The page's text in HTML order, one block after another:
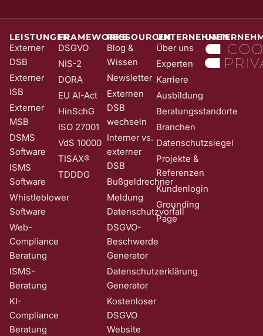
Wirkung für die Zukunft und ohne Angabe von Gründen widerrufen;
z. B. durch Klick auf den Abmeldelink am Ende jedes Newsletters.
Nähere Informationen zur Verarbeitung Ihrer Daten finden Sie in
Date​​​​nschutzerklärung .
LEISTUNGEN
Externer
DSB
Externer
ISB
Externer
MSB
DSMS
Software
ISMS
Software
Whistleblower
Software
Web-
Compliance
Beratung
ISMS-
Beratung
KI-
Compliance
Beratung
FRAMEWORKS
DSGVO
NIS-2
DORA
EU AI-Act
HinSchG
ISO 27001
VdS 10000
TISAX®
TDDDG
RESSOURCEN
Blog &
Wissen
Newsletter
Externen
DSB
wechseln
Interner vs.
externer
DSB
Bußgeldrechner
Meldung
Datenschutzvorfall
DSGVO-
Beschwerde
Generator
Datenschutzerklärung
Generator
Kostenloser
DSGVO
Website
UNTERNEHMEN
Über uns
Experten
Karriere
Ausbildung
Beratungsstandorte
Branchen
Datenschutzsiegel
Projekte &
Referenzen
Kundenlogin
Grounding
Page